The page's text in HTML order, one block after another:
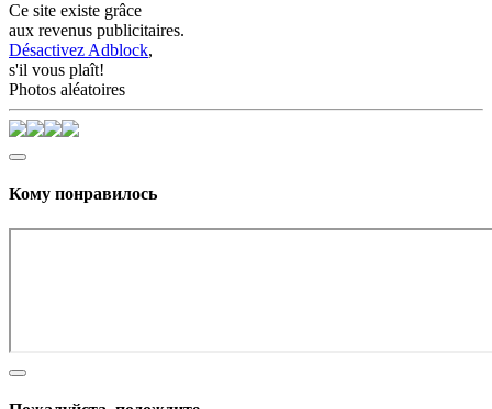
Ce site existe grâce
aux revenus publicitaires.
Désactivez Adblock,
s'il vous plaît!
Photos aléatoires
Кому понравилось